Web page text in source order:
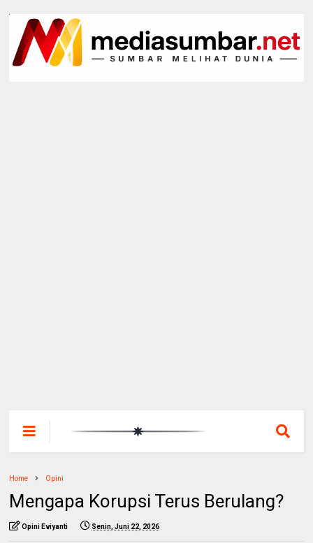
Home Opini
Mengapa Korupsi Terus Berulang?
Opini Eviyanti Senin, Juni 22, 2026